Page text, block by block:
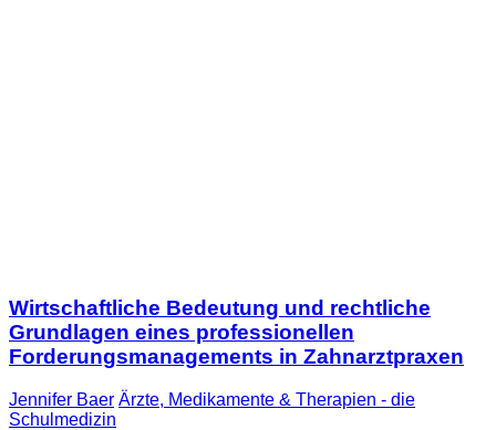
Wirtschaftliche Bedeutung und rechtliche
Grundlagen eines professionellen
Forderungsmanagements in Zahnarztpraxen
Jennifer Baer Ärzte, Medikamente & Therapien - die
Schulmedizin